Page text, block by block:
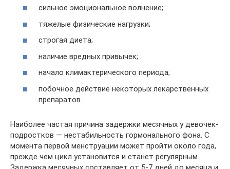
сильное эмоциональное волнение;
тяжелые физические нагрузки;
строгая диета;
наличие вредных привычек;
начало климактерического периода;
побочное действие некоторых лекарственных
препаратов.
Наиболее частая причина задержки месячных у девочек-
подростков — нестабильность гормонального фона. С
момента первой менструации может пройти около года,
прежде чем цикл установится и станет регулярным.